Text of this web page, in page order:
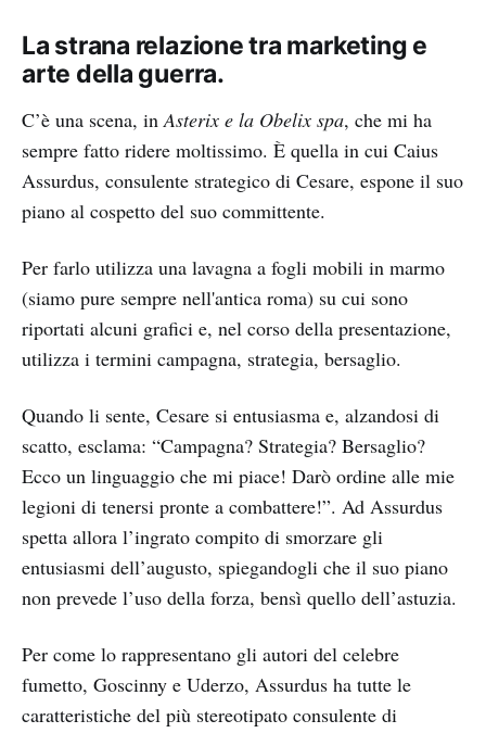
La strana relazione tra marketing e
arte della guerra.
C’è una scena, inAsterix e la Obelix spa, che mi ha
sempre fatto ridere moltissimo. È quella in cui Caius
Assurdus, consulente strategico di Cesare, espone il suo
piano al cospetto del suo committente.
Per farlo utilizza una lavagna a fogli mobili in marmo
(siamo pure sempre nell'antica roma) su cui sono
riportati alcuni grafici e, nel corso della presentazione,
utilizza i termini campagna, strategia, bersaglio.
Quando li sente, Cesare si entusiasma e, alzandosi di
scatto, esclama: “Campagna? Strategia? Bersaglio?
Ecco un linguaggio che mi piace! Darò ordine alle mie
legioni di tenersi pronte a combattere!”. Ad Assurdus
spetta allora l’ingrato compito di smorzare gli
entusiasmi dell’augusto, spiegandogli che il suo piano
non prevede l’uso della forza, bensì quello dell’astuzia.
Per come lo rappresentano gli autori del celebre
fumetto, Goscinny e Uderzo, Assurdus ha tutte le
caratteristiche del più stereotipato consulente di